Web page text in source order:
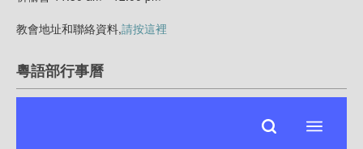
教會地址和聯絡資料,請按這裡
粵語部行事曆